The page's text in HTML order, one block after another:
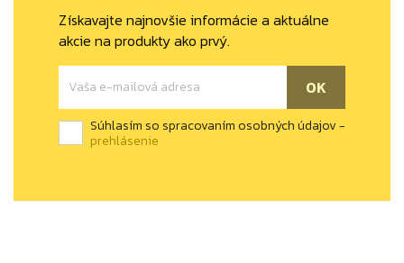
Získavajte najnovšie informácie a aktuálne
akcie na produkty ako prvý.
Súhlasím so spracovaním osobných údajov -
prehlásenie